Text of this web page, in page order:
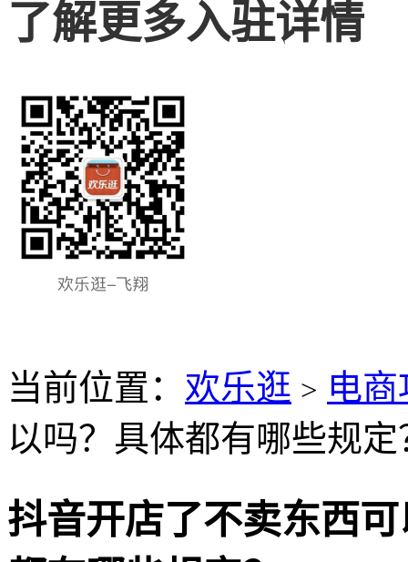
了解更多入驻详情
当前位置： 欢乐逛 > 电
以吗？具体都有哪些规定
抖音开店了不卖东西